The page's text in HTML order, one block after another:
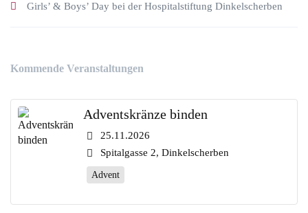
Girls’ & Boys’ Day bei der Hospitalstiftung Dinkelscherben
Kommende Veranstaltungen
Adventskränze binden
25.11.2026
Spitalgasse 2, Dinkelscherben
Advent